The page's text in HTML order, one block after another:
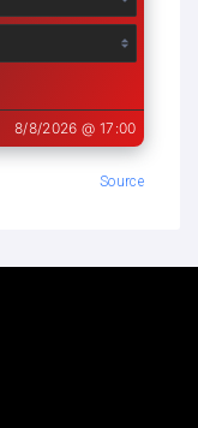
Source